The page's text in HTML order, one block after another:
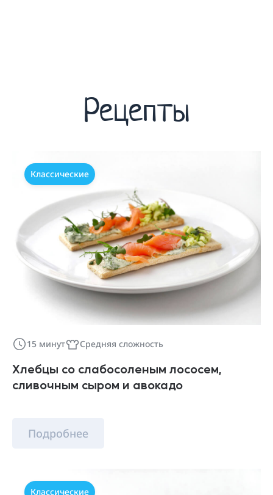
Рецепты
Классические
15 минут Средняя сложность
Хлебцы со слабосоленым лососем,
сливочным сыром и авокадо
Подробнее
Классические